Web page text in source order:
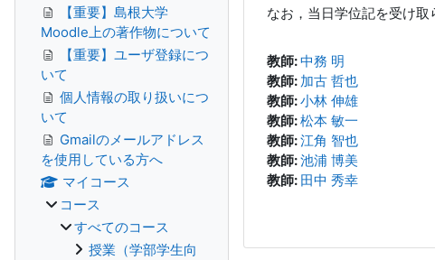
なお，当日学位記を受け
教師:中務 明
教師: 加古 哲也
教師:小林 伸雄
教師:松本 敏一
教師:江角 智也
教師:池浦 博美
教師: 田中 秀幸
【重要】島根大学
Moodle上の著作物について
【重要】ユーザ登録につ
いて
個人情報の取り扱いにつ
いて
Gmailのメールアドレス
を使用している方へ
マイコース
コース
すべてのコース
授業（学部学生向